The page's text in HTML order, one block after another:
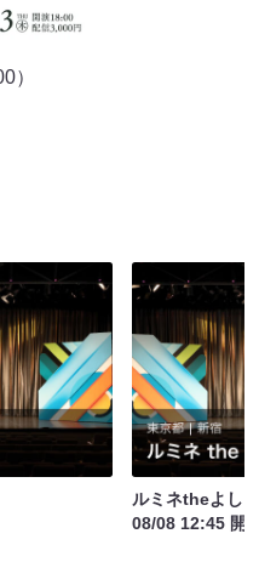
）
ルミネtheよし
08/08 12:45 開